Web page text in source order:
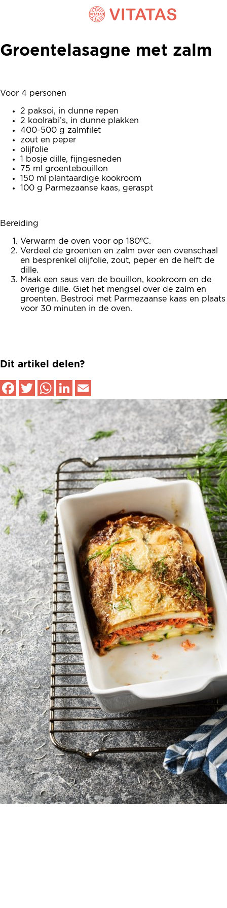
Groentelasagne met zalm
Groentelasagne met zalm
Voor 4 personen
2 paksoi, in dunne repen
2 koolrabi’s, in dunne plakken
400-500 g zalmfilet
zout en peper
olijfolie
1 bosje dille, fijngesneden
75 ml groentebouillon
150 ml plantaardige kookroom
100 g Parmezaanse kaas, geraspt
Bereiding
Verwarm de oven voor op 180ºC.
Verdeel de groenten en zalm over een ovenschaal
en besprenkel olijfolie, zout, peper en de helft de
dille.
Maak een saus van de bouillon, kookroom en de
overige dille. Giet het mengsel over de zalm en
groenten. Bestrooi met Parmezaanse kaas en plaats
voor 30 minuten in de oven.
Dit artikel delen?